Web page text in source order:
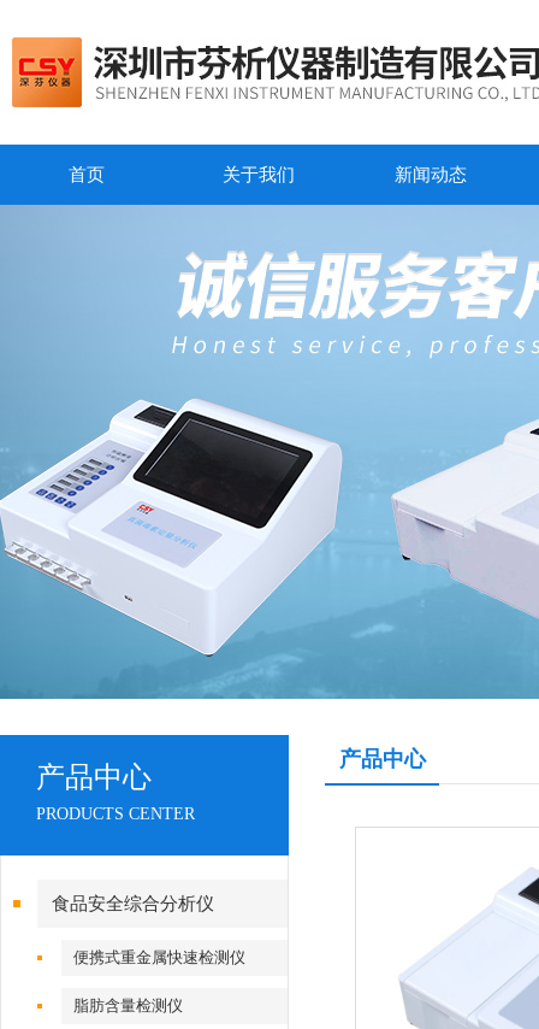
首页 关于我们 新闻动态
产品中心
PRODUCTS CENTER
食品安全综合分析仪
便携式重金属快速检测仪
脂肪含量检测仪
产品中心